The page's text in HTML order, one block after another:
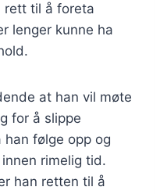
rett til å foreta
lenger kunne ha
at han vil møte
for å slippe
han følge opp og
rimelig tid.
han retten til å